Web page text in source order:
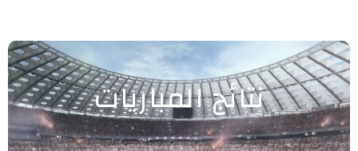
نتائج المباريات